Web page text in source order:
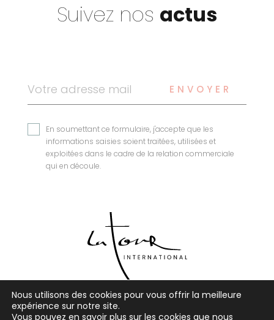
Suivez nos actus
En soumettant ce formulaire, j'accepte que les
informations saisies soient traitées, utilisées et
exploitées dans le cadre de la relation commerciale
qui en découle.
ENVOYER
Nous utilisons des cookies pour vous offrir la meilleure
expérience sur notre site.
Vous pouvez en savoir plus sur les cookies que nous